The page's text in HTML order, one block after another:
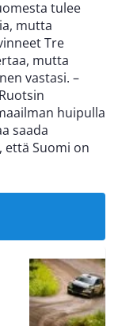
tulee
mutta
Tre
mutta
vastasi. –
huipulla
saada
että Suomi on